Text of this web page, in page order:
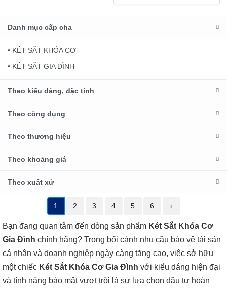
Danh mục cấp cha
• KÉT SẮT KHÓA CƠ
• KÉT SẮT GIA ĐÌNH
Theo kiểu dáng, đặc tính
Theo công dụng
Theo thương hiệu
Theo khoảng giá
Theo xuất xứ
1 2 3 4 5 6 ›
Bạn đang quan tâm đến dòng sản phẩm Két Sắt Khóa Cơ
Gia Đình chính hãng? Trong bối cảnh nhu cầu bảo vệ tài sản
cá nhân và doanh nghiệp ngày càng tăng cao, việc sở hữu
một chiếc Két Sắt Khóa Cơ Gia Đình với kiểu dáng hiện đại
và tính năng bảo mật vượt trội là sự lựa chọn đầu tư hoàn